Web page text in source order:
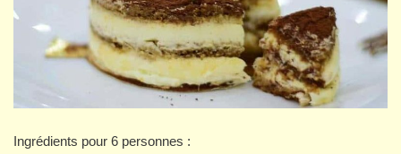
Ingrédients pour 6 personnes :